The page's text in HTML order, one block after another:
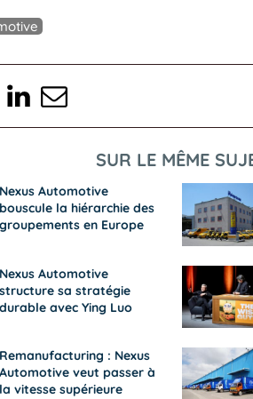
SUR LE MÊME
Nexus Automotive
bouscule la hiérarchie des
groupements en Europe
Nexus Automotive
structure sa stratégie
durable avec Ying Luo
Remanufacturing : Nexus
Automotive veut passer à
la vitesse supérieure